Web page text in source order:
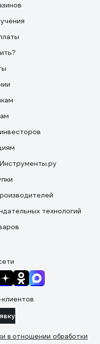
технологий
в отношении обработки